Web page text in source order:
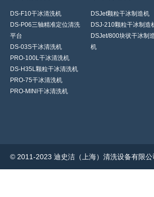
DS-F10干冰清洗机
DS-P06三轴精准定位清洗
平台
DS-03S干冰清洗机
PRO-100L干冰清洗机
DS-H35L颗粒干冰清洗机
PRO-75干冰清洗机
PRO-MINI干冰清洗机
DSJet颗粒干冰制造机
DSJ-210颗粒干冰制造
DSJet/800块状干冰制
机
© 2011-2023 迪史洁（上海）清洗设备有限